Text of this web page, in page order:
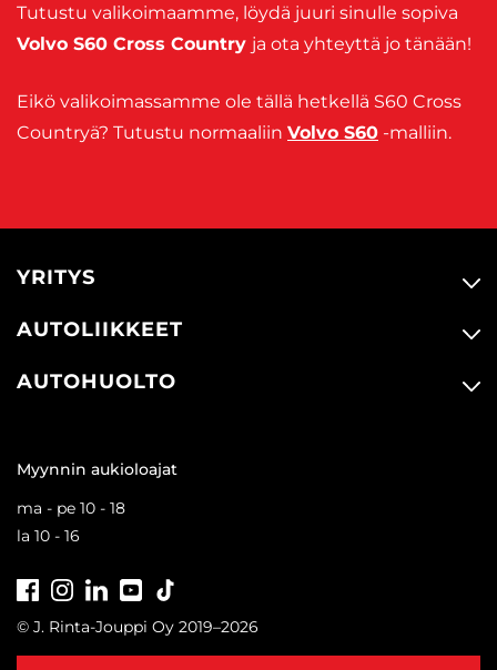
Tutustu valikoimaamme, löydä juuri sinulle sopiva
Volvo S60 Cross Country ja ota yhteyttä jo tänään!
Eikö valikoimassamme ole tällä hetkellä S60 Cross
Countryä? Tutustu normaaliin Volvo S60 -malliin.
YRITYS
AUTOLIIKKEET
AUTOHUOLTO
Myynnin aukioloajat
ma - pe 10 - 18
la 10 - 16
FacebookInstagramLinkedInYoutube
© J. Rinta-Jouppi Oy 2019–2026